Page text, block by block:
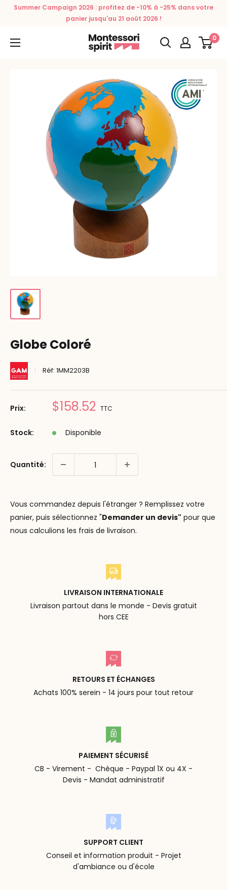
PasserSummer Campaign 2026 : profitez de -10% à -25% dans votre
panier jusqu'au 21 août 2026 !
Montessori
Spirit
0
Globe Coloré
Réf: 1MM2203B
Prix: Prix
$158.52 TTC
Stock: Disponible
Quantité:
Vous commandez depuis l'étranger ? Remplissez votre
panier, puis sélectionnez "Demander un devis" pour que
nous calculions les frais de livraison.
LIVRAISON INTERNATIONALE
Livraison partout dans le monde - Devis gratuit
hors CEE
RETOURS ET ÉCHANGES
Achats 100% serein - 14 jours pour tout retour
PAIEMENT SÉCURISÉ
CB - Virement - Chèque - Paypal 1X ou 4X -
Devis - Mandat administratif
SUPPORT CLIENT
Conseil et information produit - Projet
d'ambiance ou d'école